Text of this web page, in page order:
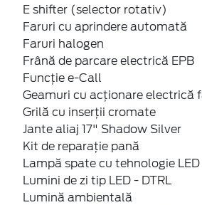
E shifter (selector rotativ)
Faruri cu aprindere automată
Faruri halogen
Frână de parcare electrică EPB
Funcție e-Call
Geamuri cu acţionare electrică
Grilă cu inserţii cromate
Jante aliaj 17" Shadow Silver
Kit de reparaţie pană
Lampă spate cu tehnologie LED
Lumini de zi tip LED - DTRL
Lumină ambientală